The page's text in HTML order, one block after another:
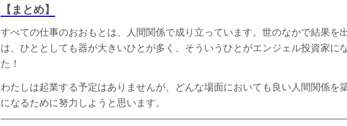
【まとめ】
すべての仕事のおおもとは、人間関係で成り立っています。世のなかで結果を
は、ひととしても器が大きいひとが多く、そういうひとがエンジェル投資家に
た！
わたしは起業する予定はありませんが、どんな場面においても良い人間関係を
になるために努力しようと思います。